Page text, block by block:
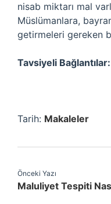
nisab miktarı mal
Müslümanlara,
getirmeleri gereken
Tavsiyeli Bağlantılar:
Tarih: Makaleler
Önceki Yazı
Maluliyet Tespiti